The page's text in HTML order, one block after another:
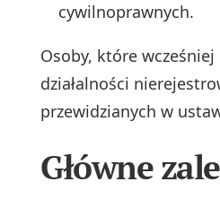
cywilnoprawnych.
Osoby, które
działalności
przewidzianych w
Główne